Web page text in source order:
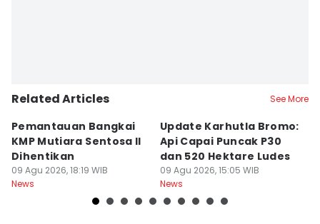
Related Articles See More
Pemantauan Bangkai
KMP Mutiara Sentosa II
Dihentikan
09 Agu 2026, 18:19 WIB
News
Update Karhutla Bromo:
Api Capai Puncak P30
dan 520 Hektare Ludes
09 Agu 2026, 15:05 WIB
News